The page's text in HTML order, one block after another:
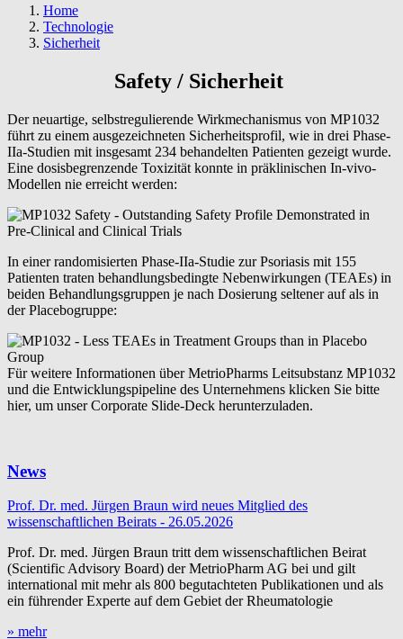
Home
Technologie
Sicherheit
Safety / Sicherheit
Der neuartige, selbstregulierende Wirkmechanismus von MP1032
führt zu einem ausgezeichneten Sicherheitsprofil, wie in drei Phase-
IIa-Studien mit insgesamt 234 behandelten Patienten gezeigt wurde.
Eine dosisbegrenzende Toxizität konnte in präklinischen In-vivo-
Modellen nie erreicht werden:
In einer randomisierten Phase-IIa-Studie zur Psoriasis mit 155
Patienten traten behandlungsbedingte Nebenwirkungen (TEAEs) in
beiden Behandlungsgruppen je nach Dosierung seltener auf als in
der Placebogruppe:
Für weitere Informationen über MetrioPharms Leitsubstanz MP1032
und die Entwicklungspipeline des Unternehmens klicken Sie bitte
hier, um unser Corporate Slide-Deck herunterzuladen.
News
Prof. Dr. med. Jürgen Braun wird neues Mitglied des
wissenschaftlichen Beirats - 26.05.2026
Prof. Dr. med. Jürgen Braun tritt dem wissenschaftlichen Beirat
(Scientific Advisory Board) der MetrioPharm AG bei und gilt
international mit mehr als 800 begutachteten Publikationen und als
ein führender Experte auf dem Gebiet der Rheumatologie
» mehr